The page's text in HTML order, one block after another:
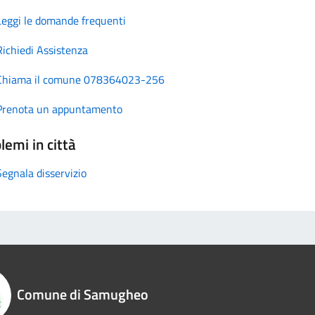
le domande frequenti
Assistenza
il comune 078364023-256
un appuntamento
in città
disservizio
Comune di Samugheo